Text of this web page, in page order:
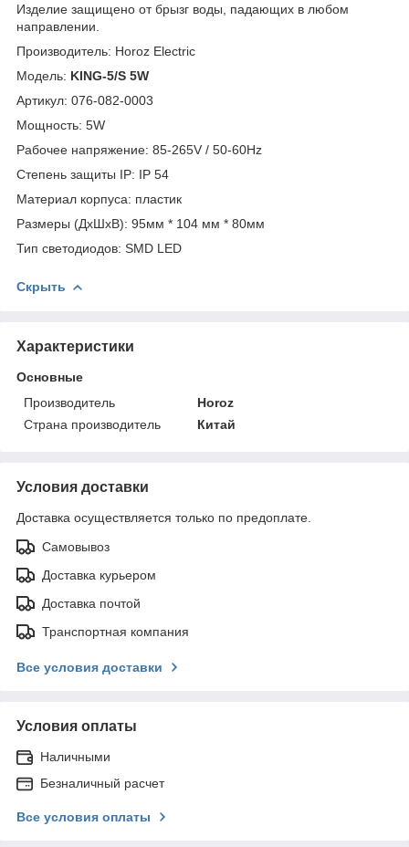
Изделие защищено от брызг воды, падающих в любом
направлении.
Производитель: Horoz Electric
Модель: KING-5/S 5W
Артикул: 076-082-0003
Мощность: 5W
Рабочее напряжение: 85-265V / 50-60Hz
Степень защиты IP: IP 54
Материал корпуса: пластик
Размеры (ДхШхВ): 95мм * 104 мм * 80мм
Тип светодиодов: SMD LED
Скрыть
Характеристики
Основные
Производитель
Horoz
Страна производитель
Китай
Условия доставки
Доставка осуществляется только по предоплате.
Самовывоз
Доставка курьером
Доставка почтой
Транспортная компания
Все условия доставки
Условия оплаты
Наличными
Безналичный расчет
Все условия оплаты